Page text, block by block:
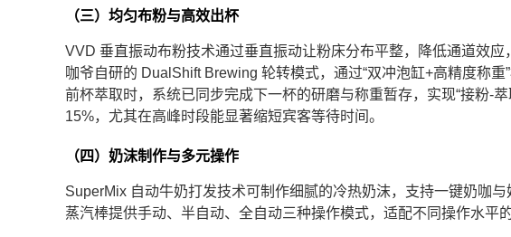
（三）均匀布粉与高效出杯
VVD 垂直振动布粉技术通过垂直振动让粉床分布平整，降低通道效
咖爷自研的 DualShift Brewing 轮转模式，通过“双冲泡缸+高精度称
前杯萃取时，系统已同步完成下一杯的研磨与称重暂存，实现“接粉-
15%，尤其在高峰时段能显著缩短宾客等待时间。
（四）奶沫制作与多元操作
SuperMix 自动牛奶打发技术可制作细腻的冷热奶沫，支持一键奶咖
蒸汽棒提供手动、半自动、全自动三种操作模式，适配不同操作水平的